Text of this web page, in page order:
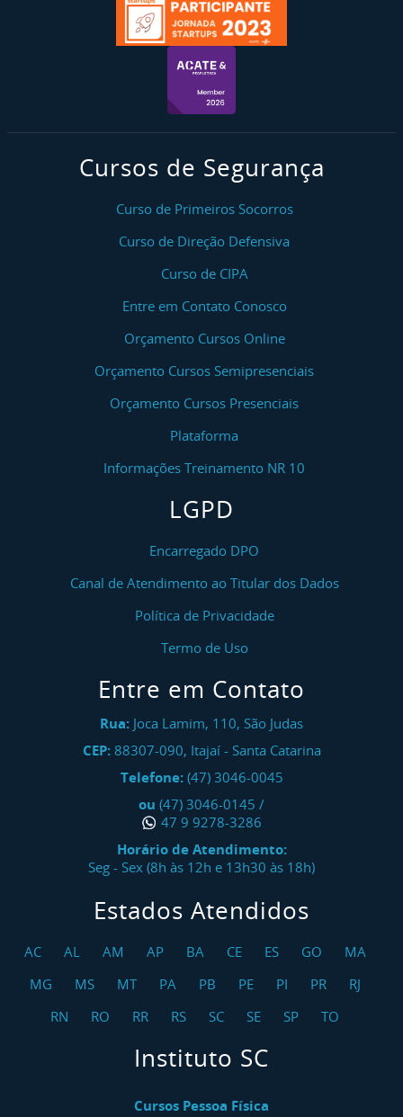
Curso NR 1 Integração Em Segurança Do Trabalho
Curso NR 10 SEP (Sistema Elétrico De Potência)
Curso NR 10 SEP (Sistema Elétrico De Potência) -
Curso Áreas Classificadas/Atmosferas Explosivas
Curso Bloqueio E Etiquetagem De Fontes De
Curso NR 11 Transporte, Movimentação,
Armazenagem E Manuseio De Materiais
Curso De Sinalização De Equipamentos De
Içamento, Amarração E Estropagem De Carga
Rolante, Pórtico E Talha - Reciclagem
Curso NR 12 Máquinas E Equipamentos (GERAL)
Curso NR 12 Máquinas E Equipamentos (GERAL) -
Curso NR 12 Máquinas Para Panificação E
Curso NR 13 Operação De Caldeira - Reciclagem
Curso NR 13 Operação De Unidades De Processo
E Vasos De Pressão - Inicial
Curso NR 13 Operação De Unidades De Processo
E Vasos De Pressão - Reciclagem
Curso NR 17 Ergonomia
Curso NR 17 Ergonomia Teleatendimento /
Curso NR 17 Ergonomia Operadores De Checkout
Curso NR 18 Indústria Da Construção
Cursos de Segurança
Curso de Primeiros Socorros
Curso de Direção Defensiva
Curso de CIPA
Entre em Contato Conosco
Orçamento Cursos Online
Orçamento Cursos Semipresenciais
Orçamento Cursos Presenciais
Plataforma
Informações Treinamento NR 10
LGPD
Encarregado DPO
Canal de Atendimento ao Titular dos Dados
Política de Privacidade
Termo de Uso
Entre em Contato
Rua: Joca Lamim, 110, São Judas
CEP: 88307-090, Itajaí- Santa Catarina
Telefone: (47) 3046-0045
ou (47) 3046-0145 /
47 9 9278-3286
Horário de Atendimento:
Seg - Sex (8h às 12h e 13h30 às 18h)
Estados Atendidos
AC AL AM AP BA CE ES GO
MA
MG
MS MT PA PB PE PI PR
RJ
RN
RO RR RS SC SE SP TO
Instituto SC
Cursos Pessoa Física